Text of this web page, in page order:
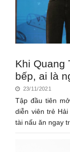
Khi Quang
bếp, ai là
23/11/2021
Tập đầu tiên
diễn viên trẻ
tài nấu ăn ngay